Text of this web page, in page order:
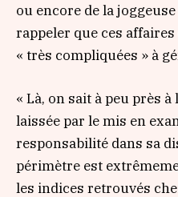
ou encore de la
rappeler que ces
« très compliquées » à
« Là, on sait à peu près
laissée par le mis en
responsabilité dans sa
périmètre est
les indices retrouvés